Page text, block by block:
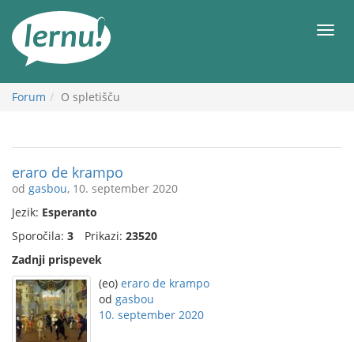
vsebini
Meni
Forum O spletišču
eraro de krampo
od gasbou, 10. september 2020
Jezik: Esperanto
Sporočila: 3 Prikazi: 23520
Zadnji prispevek
(eo) eraro de krampo
od gasbou
10. september 2020